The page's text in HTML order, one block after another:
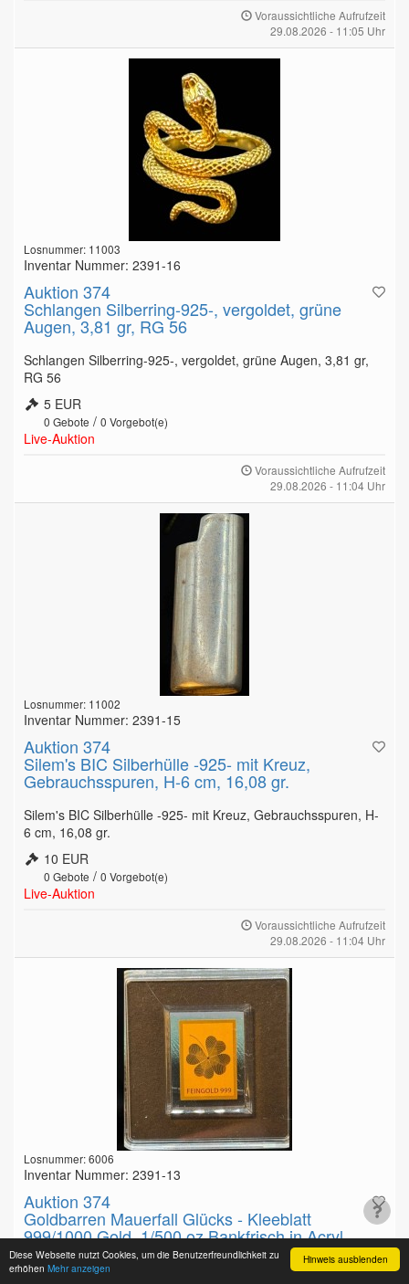
Hinweis ausblenden
Diese Webseite nutzt Cookies, um die Benutzerfreundlichkeit zu
erhöhen Mehr anzeigen
Voraussichtliche Aufrufzeit
29.08.2026 - 11:05 Uhr
Losnummer: 11003
Inventar Nummer: 2391-16
Auktion 374
Schlangen Silberring-925-, vergoldet, grüne
Augen, 3,81 gr, RG 56
Schlangen Silberring-925-, vergoldet, grüne Augen, 3,81 gr,
RG 56
5 EUR
0 Gebote / 0 Vorgebot(e)
Live-Auktion
Voraussichtliche Aufrufzeit
29.08.2026 - 11:04 Uhr
Losnummer: 11002
Inventar Nummer: 2391-15
Auktion 374
Silem's BIC Silberhülle -925- mit Kreuz,
Gebrauchsspuren, H-6 cm, 16,08 gr.
Silem's BIC Silberhülle -925- mit Kreuz, Gebrauchsspuren, H-
6 cm, 16,08 gr.
10 EUR
0 Gebote / 0 Vorgebot(e)
Live-Auktion
Voraussichtliche Aufrufzeit
29.08.2026 - 11:04 Uhr
Losnummer: 6006
Inventar Nummer: 2391-13
Auktion 374
Goldbarren Mauerfall Glücks - Kleeblatt
999/1000 Gold, 1/500 oz Bankfrisch in Acryl,
Goldbarren Mauerfall Glücks - Kleeblatt 999/1000 Gold, 1/500